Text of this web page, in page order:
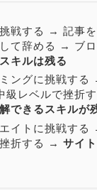
戦する → 記事
て辞める → ブ
キルは残る
ングに挑戦する
級レベルで挫折
できるスキルが
イトに挑戦す
折する → サイ